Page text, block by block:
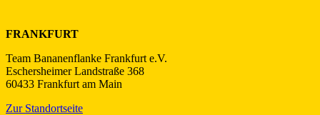
FRANKFURT
Team Bananenflanke Frankfurt e.V.
Eschersheimer Landstraße 368
60433 Frankfurt am Main
Zur Standortseite